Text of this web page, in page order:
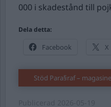
000 i skadestånd till
Dela detta:
Facebook X
Stöd Para§raf –